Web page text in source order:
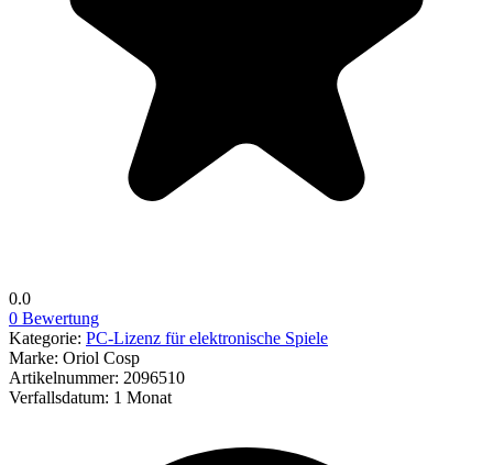
0.0
0 Bewertung
Kategorie: PC-Lizenz für elektronische Spiele
Marke: Oriol Cosp
Artikelnummer: 2096510
Verfallsdatum: 1 Monat